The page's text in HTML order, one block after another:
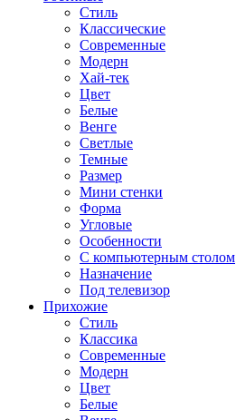
Стиль
Классические
Современные
Модерн
Хай-тек
Цвет
Белые
Венге
Светлые
Темные
Размер
Мини стенки
Форма
Угловые
Особенности
С компьютерным столом
Назначение
Под телевизор
Прихожие
Стиль
Классика
Современные
Модерн
Цвет
Белые